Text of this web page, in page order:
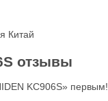
Китай
отзывы
KC906S» первым!